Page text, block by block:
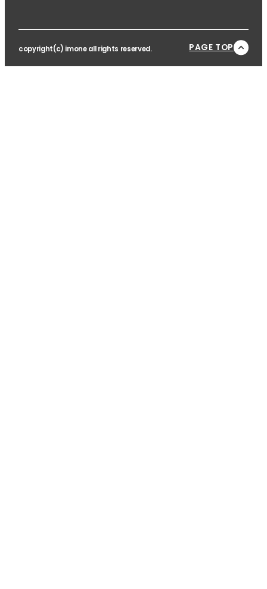
copyright(c) imone all rights reserved. PAGE TOP